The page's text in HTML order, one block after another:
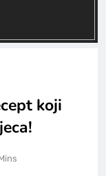
koji